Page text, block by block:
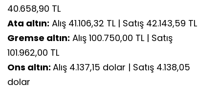
40.658,90 TL
Ata altın: Alış 41.106,32 TL | Satış 42.143,59 TL
Gremse altın: Alış 100.750,00 TL | Satış
101.962,00 TL
Ons altın: Alış 4.137,15 dolar | Satış 4.138,05
dolar